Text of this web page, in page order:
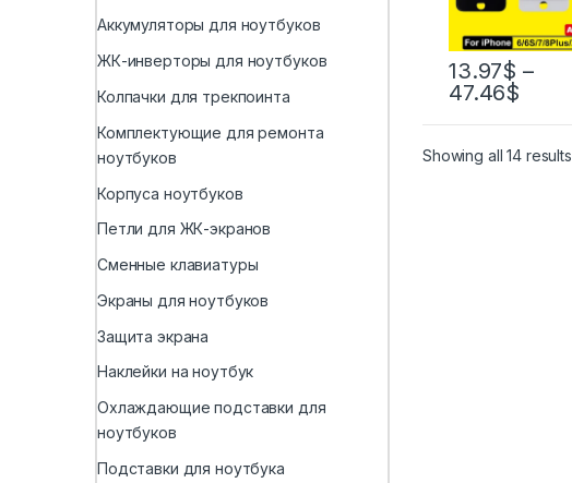
13.97$ –
47.46$
Showing all 14 results
Аккумуляторы для ноутбуков
ЖК-инверторы для ноутбуков
Колпачки для трекпоинта
Комплектующие для ремонта
ноутбуков
Корпуса ноутбуков
Петли для ЖК-экранов
Сменные клавиатуры
Экраны для ноутбуков
Защита экрана
Наклейки на ноутбук
Охлаждающие подставки для
ноутбуков
Подставки для ноутбука